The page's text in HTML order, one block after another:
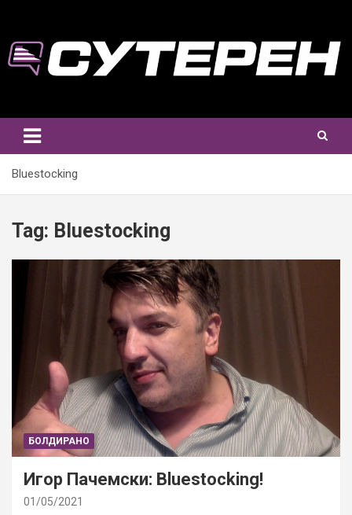
content
Bluestocking
Tag: Bluestocking
БОЛДИРАНО
Игор Пачемски: Bluestocking!
01/05/2021